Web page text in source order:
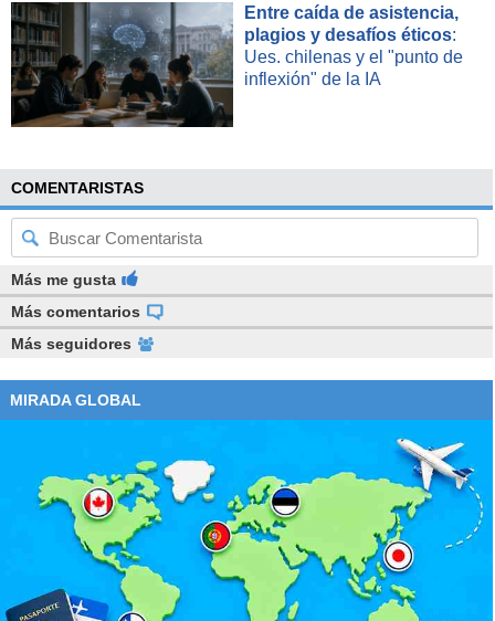
Entre caída de asistencia,
plagios y desafíos éticos:
Ues. chilenas y el "punto de
inflexión" de la IA
COMENTARISTAS
Más me gusta
Más comentarios
Más seguidores
MIRADA GLOBAL